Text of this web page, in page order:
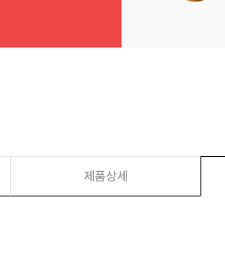
제품상세